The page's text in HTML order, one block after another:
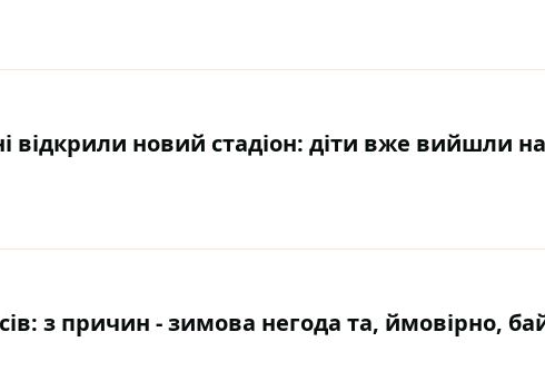
відкрили новий стадіон: діти вже вийшли
з причин - зимова негода та, ймовірно,